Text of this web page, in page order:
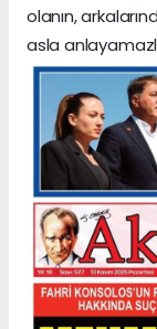
olanın,
asla